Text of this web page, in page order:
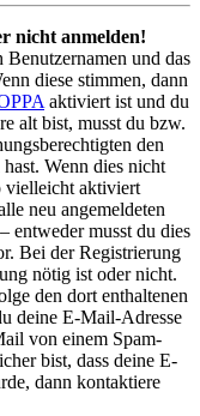
nicht anmelden!
und das
diese stimmen, dann
aktiviert ist und du
alt bist, musst du bzw.
den
Wenn dies nicht
vielleicht aktiviert
neu angemeldeten
entweder musst du dies
Bei der Registrierung
nötig ist oder nicht.
den dort enthaltenen
deine E-Mail-Adresse
von einem Spam-
bist, dass deine E-
dann kontaktiere